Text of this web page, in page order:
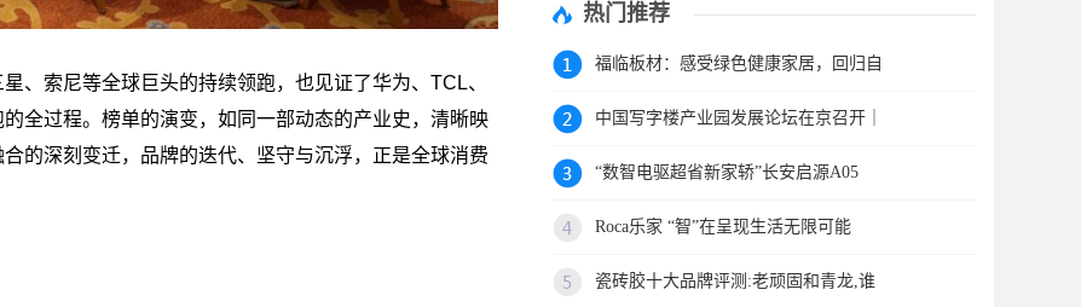
、索尼等全球巨头的持续领跑，也见证了华为、TCL、
全过程。榜单的演变，如同一部动态的产业史，清晰映
的深刻变迁，品牌的迭代、坚守与沉浮，正是全球消费
热门推荐
福临板材：感受绿色健康家居，回归自
中国写字楼产业园发展论坛在京召开｜
“数智电驱超省新家轿”长安启源A05
Roca乐家 “智”在呈现生活无限可能
瓷砖胶十大品牌评测:老顽固和青龙,谁